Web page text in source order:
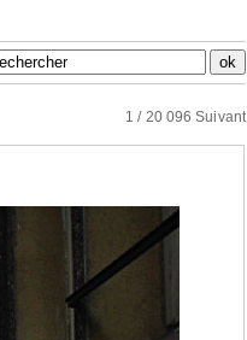
1 / 20 096Suivant